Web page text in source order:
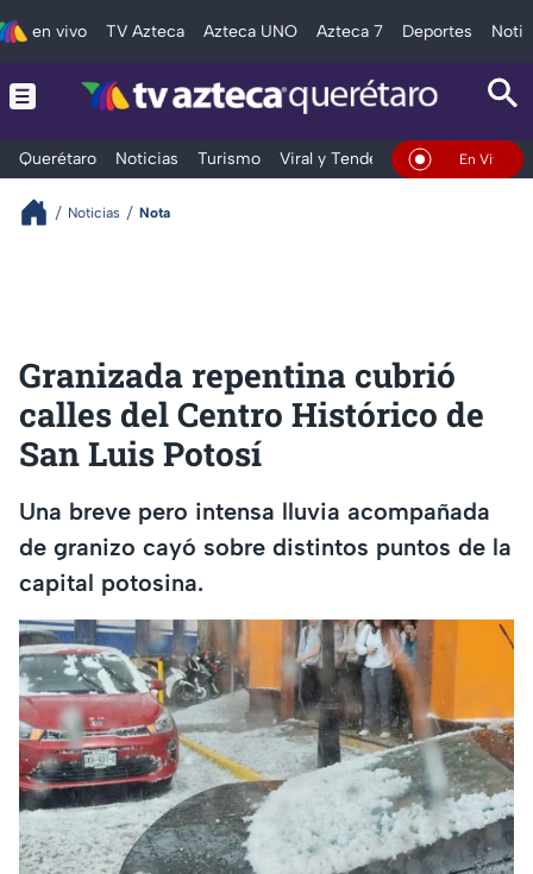
en vivo TV Azteca Azteca UNO Azteca 7 Deportes
Querétaro Noticias Turismo Viral y Tendencia Clima
En Vivo
Noticias Nota
Granizada repentina cubrió
calles del Centro Histórico de
San Luis Potosí
Una breve pero intensa lluvia acompañada
de granizo cayó sobre distintos puntos de la
capital potosina.